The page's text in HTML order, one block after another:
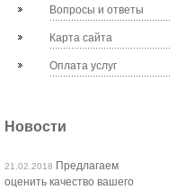
Вопросы и ответы
Карта сайта
Оплата услуг
Новости
21.02.2018 Предлагаем
оценить качество вашего